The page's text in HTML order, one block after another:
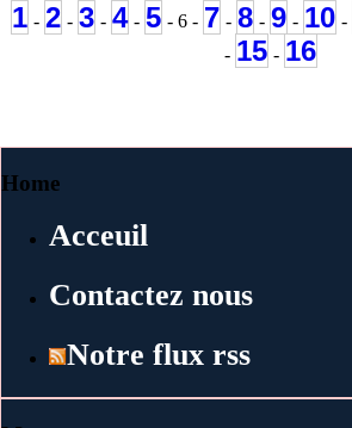
1 - 2 - 3 - 4- 5 - 6 - 7 - 8 - 9 - 10 -
- 15 - 16
Home
Acceuil
Contactez nous
Notre flux rss